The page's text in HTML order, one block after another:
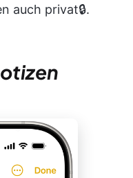
auch privat🔒.